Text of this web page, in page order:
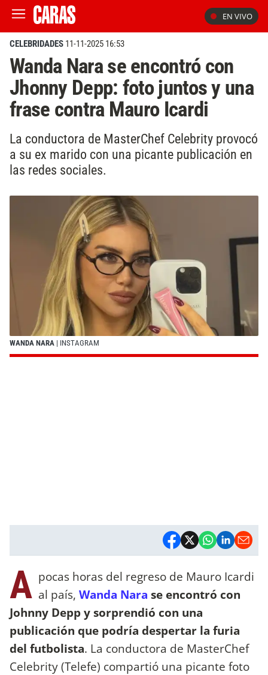
EN VIVO
CELEBRIDADES 11-11-2025 16:53
Wanda Nara se encontró con
Jhonny Depp: foto juntos y una
frase contra Mauro Icardi
La conductora de MasterChef Celebrity provocó
a su ex marido con una picante publicación en
las redes sociales.
WANDA NARA | INSTAGRAM
A pocas horas del regreso de Mauro Icardi
al país, Wanda Nara se encontró con
Johnny Depp y sorprendió con una
publicación que podría despertar la furia
del futbolista. La conductora de MasterChef
Celebrity (Telefe) compartió una picante foto